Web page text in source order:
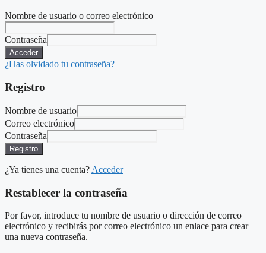
Nombre de usuario o correo electrónico
Contraseña
Acceder
¿Has olvidado tu contraseña?
Registro
Nombre de usuario
Correo electrónico
Contraseña
Registro
¿Ya tienes una cuenta? Acceder
Restablecer la contraseña
Por favor, introduce tu nombre de usuario o dirección de correo
electrónico y recibirás por correo electrónico un enlace para crear
una nueva contraseña.